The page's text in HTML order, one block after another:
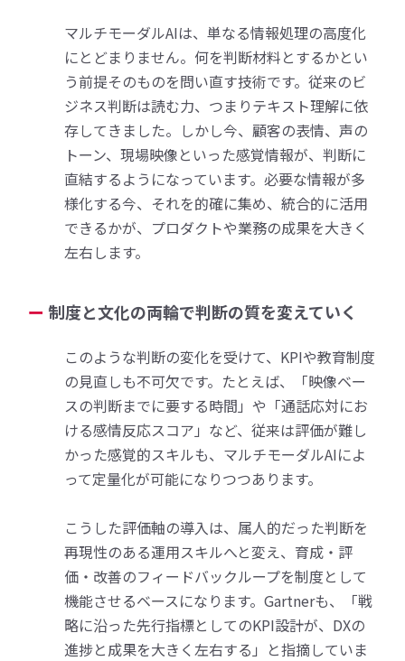
マルチモーダルAIは、単なる情報処理の高度化
にとどまりません。何を判断材料とするかとい
う前提そのものを問い直す技術です。従来のビ
ジネス判断は読む力、つまりテキスト理解に依
存してきました。しかし今、顧客の表情、声の
トーン、現場映像といった感覚情報が、判断に
直結するようになっています。必要な情報が多
様化する今、それを的確に集め、統合的に活用
できるかが、プロダクトや業務の成果を大きく
左右します。
制度と文化の両輪で判断の質を変えていく
このような判断の変化を受けて、KPIや教育制度
の見直しも不可欠です。たとえば、「映像ベー
スの判断までに要する時間」や「通話応対にお
ける感情反応スコア」など、従来は評価が難し
かった感覚的スキルも、マルチモーダルAIによ
って定量化が可能になりつつあります。
こうした評価軸の導入は、属人的だった判断を
再現性のある運用スキルへと変え、育成・評
価・改善のフィードバックループを制度として
機能させるベースになります。Gartnerも、「戦
略に沿った先行指標としてのKPI設計が、DXの
進捗と成果を大きく左右する」と指摘していま